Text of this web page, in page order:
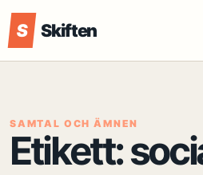
S Skiften
SAMTAL OCH ÄMNEN
Etikett: